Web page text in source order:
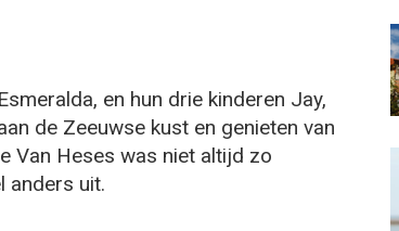
en hun drie kinderen Jay,
de Zeeuwse kust en genieten van
Van Heses was niet altijd zo
anders uit.